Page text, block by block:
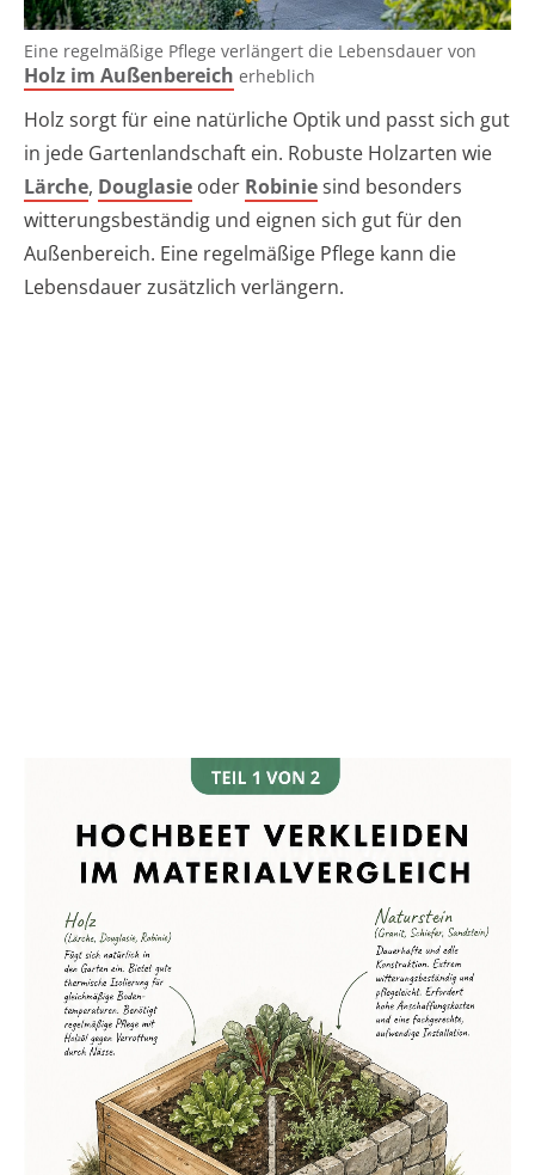
Eine regelmäßige Pflege verlängert die Lebensdauer von
Holz im Außenbereich erheblich
Holz sorgt für eine natürliche Optik und passt sich gut
in jede Gartenlandschaft ein. Robuste Holzarten wie
Lärche, Douglasie oder Robiniesind besonders
witterungsbeständig und eignen sich gut für den
Außenbereich. Eine regelmäßige Pflege kann die
Lebensdauer zusätzlich verlängern.